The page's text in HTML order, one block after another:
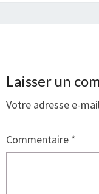
Laisser un
Votre adresse e-
Commentaire *